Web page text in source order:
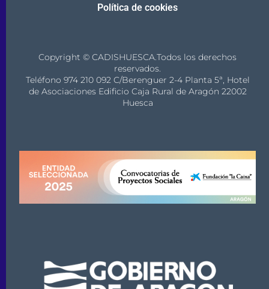
Política de cookies
Copyright © CADISHUESCA.Todos los derechos
reservados.
Teléfono 974 210 092 C/Berenguer 2-4 Planta 5ª, Hotel
de Asociaciones Edificio Caja Rural de Aragón 22002
Huesca